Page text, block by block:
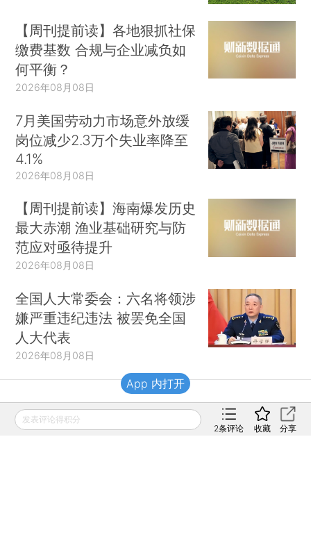
【周刊提前读】各地狠抓社保
缴费基数 合规与企业减负如
何平衡？
2026年08月08日
7月美国劳动力市场意外放缓
岗位减少2.3万个失业率降至
4.1%
2026年08月08日
【周刊提前读】海南爆发历史
最大赤潮 渔业基础研究与防
范应对亟待提升
2026年08月08日
全国人大常委会：六名将领涉
嫌严重违纪违法 被罢免全国
人大代表
2026年08月08日
财新移动
发表评论得积分
2条评论 收藏 分享
App 内打开